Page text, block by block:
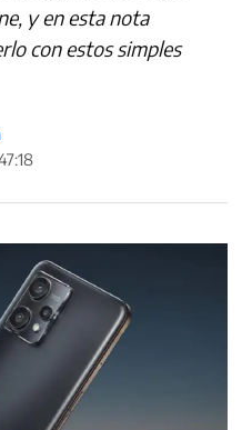
y en esta nota
con estos simples